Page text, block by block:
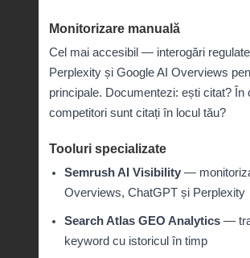
Monitorizare manuală
Cel mai accesibil — interogări
Perplexity și Google AI Overviews
principale. Documentezi: ești citat? În
competitori sunt citați în locul tău?
Tooluri specializate
Semrush AI Visibility—
Overviews, ChatGPT și Perplexity
Search Atlas GEO Analytics—
keyword cu istoricul în timp